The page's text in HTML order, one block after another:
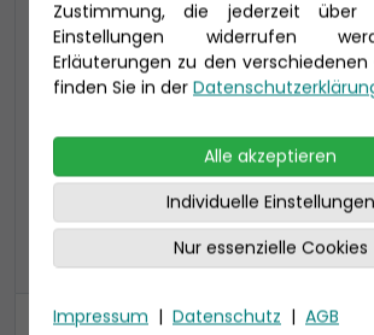
Suite auf Deck 15 ca. 125 qm (bis
Personen), inkl. privatem
2 Badezimmer, begehbarer
alle Kategorien anzeigen
Kabine
Zustimmung, die jederzeit über
Einstellungen widerrufen
Erläuterungen zu den
finden Sie in der
Alle akzeptieren
Individuelle Einstellungen
Nur essenzielle Cookies
Impressum | Datenschutz | AGB